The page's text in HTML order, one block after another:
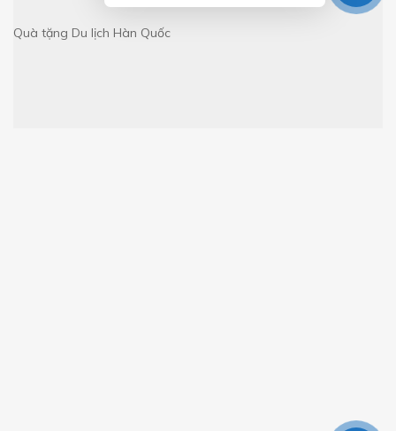
Quà tặng Du lịch Hàn Quốc